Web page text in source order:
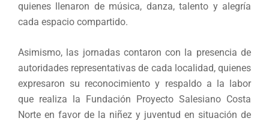
quienes llenaron de música, danza, talento y alegría
cada espacio compartido.
Asimismo, las jornadas contaron con la presencia de
autoridades representativas de cada localidad, quienes
expresaron su reconocimiento y respaldo a la labor
que realiza la Fundación Proyecto Salesiano Costa
Norte en favor de la niñez y juventud en situación de